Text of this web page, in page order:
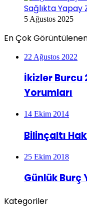
Sağlıkta Yapay
5 Ağustos 2025
En Çok
22 Ağustos 2022
İkizler Burcu
Yorumları
14 Ekim 2014
Bilinçaltı
25 Ekim 2018
Günlük Burç
Kategoriler